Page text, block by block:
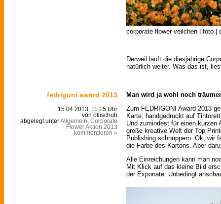
corporate flower veilchen | foto |
Derweil läuft die diesjährige
natürlich weiter. Was das ist,
fedrigoni award 2013
15.04.2013, 11:15 Uhr
von ollischuh
abgelegt unterAllgemein Corporate
Flower Aktion 2013
kommentieren »
Man wird ja wohl noch
Zum FEDRIGONI Award 2013
Karte, handgedruckt auf
Und zumindest für einen kurzen
große kreative Welt der Top
Publishing schnuppern. Ok, wir
die Farbe des Kartons. Aber
Alle Einreichungen kann man
Mit Klick auf das kleine Bild
der Exponate. Unbedingt